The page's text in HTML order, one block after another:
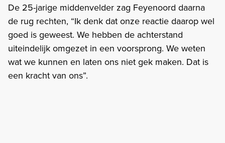
De 25-jarige middenvelder zag Feyenoord daarna
de rug rechten, “Ik denk dat onze reactie daarop wel
goed is geweest. We hebben de achterstand
uiteindelijk omgezet in een voorsprong. We weten
wat we kunnen en laten ons niet gek maken. Dat is
een kracht van ons”.